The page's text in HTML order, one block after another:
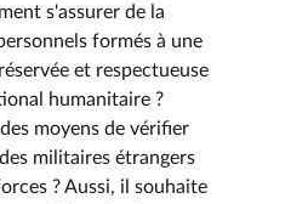
s'assurer de la
formés à une
et respectueuse
humanitaire ?
moyens de vérifier
militaires étrangers
? Aussi, il souhaite